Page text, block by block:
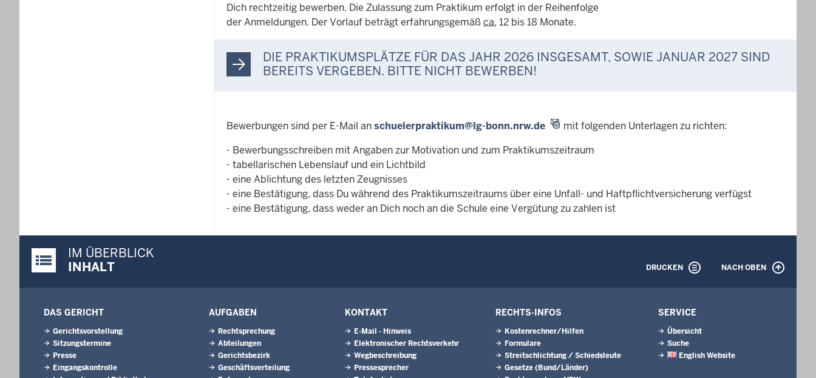
Dich rechtzeitig bewerben. Die Zulassung zum Praktikum erfolgt in der Reihenfolge
der Anmeldungen. Der Vorlauf beträgt erfahrungsgemäßca. 12 bis 18 Monate.
DIE PRAKTIKUMSPLÄTZE FÜR DAS JAHR 2026 INSGESAMT, SOWIE JANUAR 2027 SIND
BEREITS VERGEBEN. BITTE NICHT BEWERBEN!
Bewerbungen sind per E-Mail anschuelerpraktikum@lg-bonn.nrw.de
mit folgenden Unterlagen zu richten:
- Bewerbungsschreiben mit Angaben zur Motivation und zum Praktikumszeitraum
- tabellarischen Lebenslauf und ein Lichtbild
- eine Ablichtung des letzten Zeugnisses
- eine Bestätigung, dass Du während des Praktikumszeitraums über eine Unfall- und Haftpflichtversicherung verfügst
- eine Bestätigung, dass weder an Dich noch an die Schule eine Vergütung zu zahlen ist
Justiz-Portal im Überblick:
IM ÜBERBLICK
INHALT
DRUCKEN NACH OBEN
DAS GERICHT
Gerichtsvorstellung
Sitzungstermine
Presse
Eingangskontrolle
AUFGABEN
Rechtsprechung
Abteilungen
Gerichtsbezirk
Geschäftsverteilung
KONTAKT
E-Mail - Hinweis
Elektronischer Rechtsverkehr
Wegbeschreibung
Pressesprecher
RECHTS-INFOS
Kostenrechner/Hilfen
Formulare
Streitschlichtung / Schiedsleute
Gesetze (Bund/Länder)
SERVICE
Übersicht
Suche
English Website